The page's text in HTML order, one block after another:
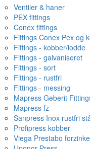
Ventiler & haner
PEX fittings
Conex fittings
Fittings Conex Pex og
Fittings - kobber/lodde
Fittings - galvaniseret
Fittings - sort
Fittings - rustfri
Fittings - messing
Mapress Geberit
Mapress fz
Sanpress Inox rustfri
Profipress kobber
Viega Prestabo